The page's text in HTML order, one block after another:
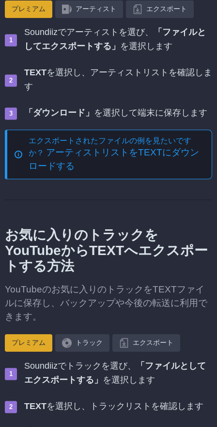
プレミアム アーティスト エクスポート
Soundiizでアーティストを選び、
「ファイルと
してエクスポートする」 を選択します
TEXTを選択し、アーティストリストを確認しま
す
「ダウンロード」 を選択して端末に保存します
エクスポートされたファイルの例を見たいです
か？ アーティストリストをTEXTにダウン
ロードする
お気に入りのトラックを
YouTubeからTEXTへエクスポー
トする方法
YouTubeのお気に入りのトラックをTEXTファイ
ルに保存し、バックアップや今後の転送に利用で
きます。
プレミアム トラック エクスポート
Soundiizでトラックを選び、
「ファイルとして
エクスポートする」 を選択します
TEXTを選択し、トラックリストを確認します